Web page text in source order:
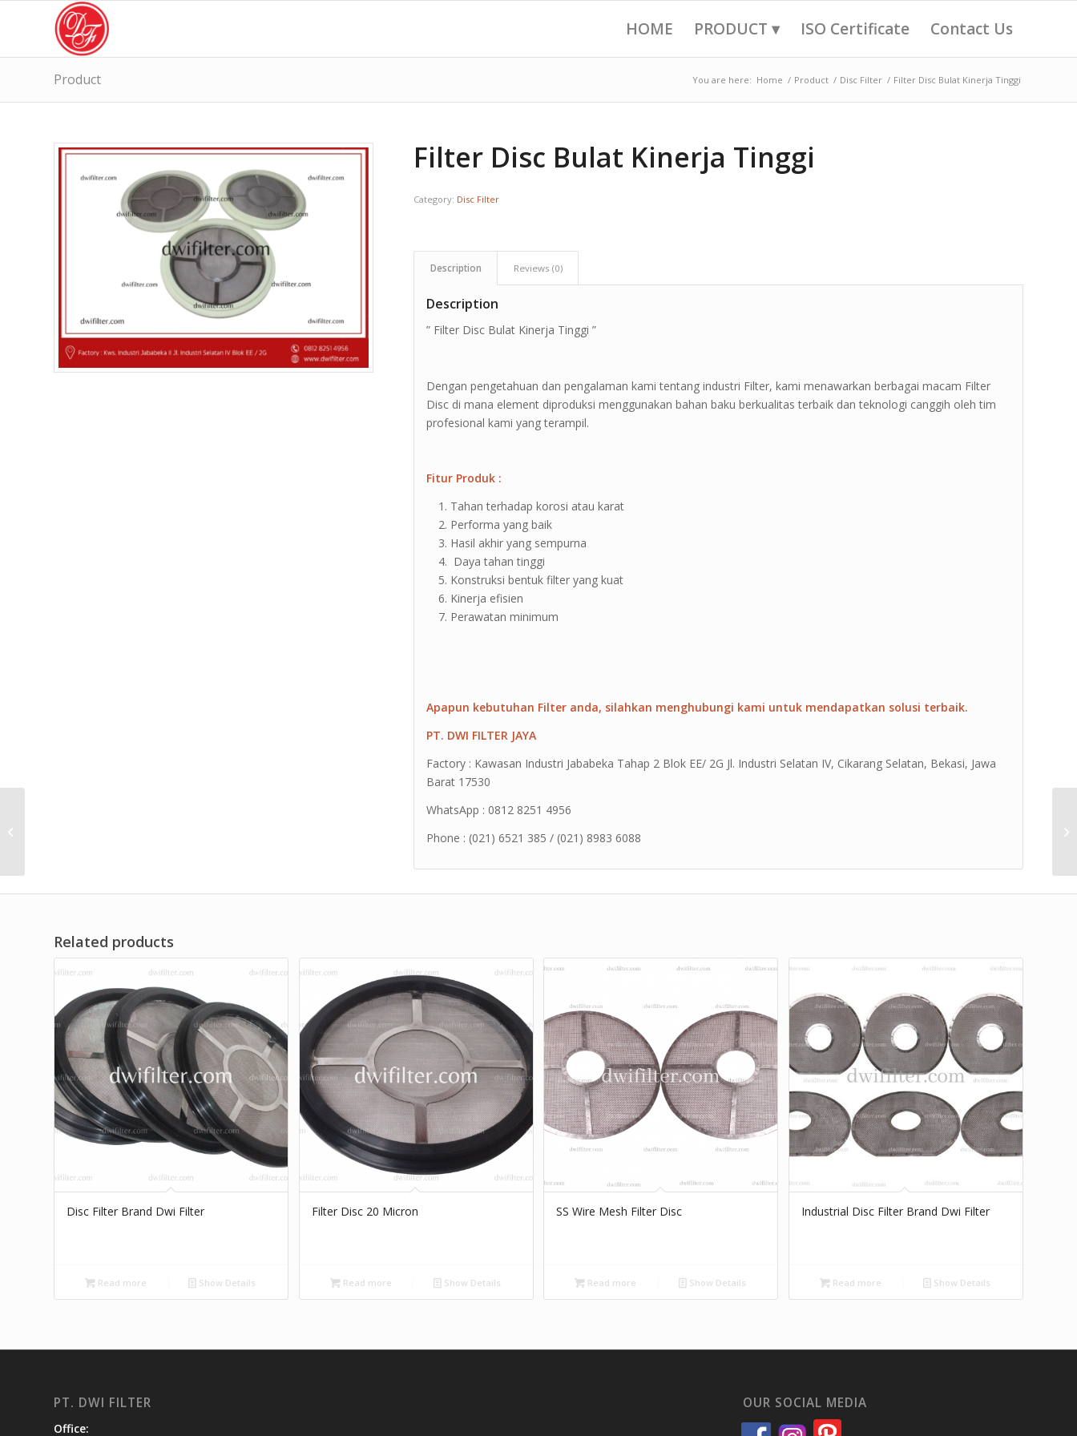
HOME PRODUCT ▾ ISO Certificate Contact Us
Product You are here: Home / Product / Disc Filter / Filter Disc Bulat Kinerja Tinggi
Filter Disc Bulat Kinerja Tinggi
Category: Disc Filter
Description Reviews (0)
Description
” Filter Disc Bulat Kinerja Tinggi ”
Dengan pengetahuan dan pengalaman kami tentang industri Filter, kami menawarkan berbagai macam Filter
Disc di mana element diproduksi menggunakan bahan baku berkualitas terbaik dan teknologi canggih oleh tim
profesional kami yang terampil.
Fitur Produk :
Tahan terhadap korosi atau karat
Performa yang baik
Hasil akhir yang sempurna
Daya tahan tinggi
Konstruksi bentuk filter yang kuat
Kinerja efisien
Perawatan minimum
Apapun kebutuhan Filter anda, silahkan menghubungi kami untuk mendapatkan solusi terbaik.
PT. DWI FILTER JAYA
Factory : Kawasan Industri Jababeka Tahap 2 Blok EE/ 2G Jl. Industri Selatan IV, Cikarang Selatan, Bekasi, Jawa
Barat 17530
WhatsApp : 0812 8251 4956
Phone : (021) 6521 385 / (021) 8983 6088
Related products
Disc Filter Brand Dwi Filter
Read more Show Details
Filter Disc 20 Micron
Read more Show Details
SS Wire Mesh Filter Disc
Read more Show Details
Industrial Disc Filter Brand Dwi Filter
Read more Show Details
PT. DWI FILTER
Office:
OUR SOCIAL MEDIA